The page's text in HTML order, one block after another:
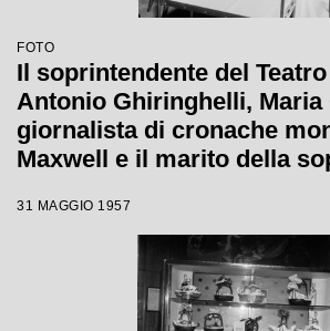
FOTO
Il soprintendente del
Antonio Ghiringhelli, Maria
giornalista di cronache
Maxwell e il marito della
ristorante Savini a Milano
31 MAGGIO 1957